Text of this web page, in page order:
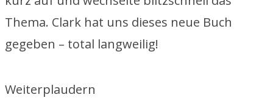
Thema. Clark hat uns dieses neue Buch
gegeben – total langweilig!
Weiterplaudern